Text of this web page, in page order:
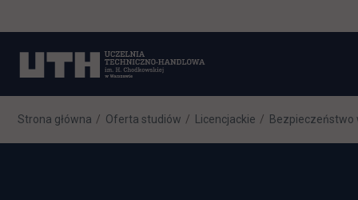
Strona główna Oferta studiów Licencjackie Bezpieczeństwo